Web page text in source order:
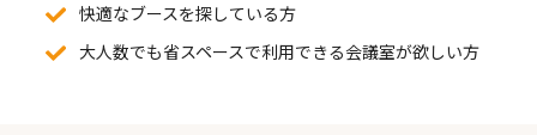
快適なブースを探している方
大人数でも省スペースで利用できる会議室が欲しい方